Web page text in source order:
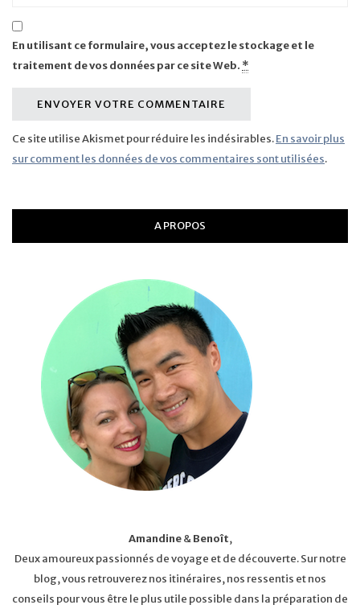
En utilisant ce formulaire, vous acceptez le stockage et le
traitement de vos données par ce site Web. *
Ce site utilise Akismet pour réduire les indésirables.En savoir plus
sur comment les données de vos commentaires sont utilisées.
A PROPOS
Amandine&Benoît,
Deux amoureux passionnés de voyage et de découverte. Sur notre
blog, vous retrouverez nos itinéraires, nos ressentis et nos
conseils pour vous être le plus utile possible dans la préparation de